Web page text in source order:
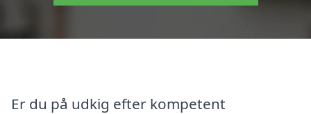
Er du på udkig efter kompetent